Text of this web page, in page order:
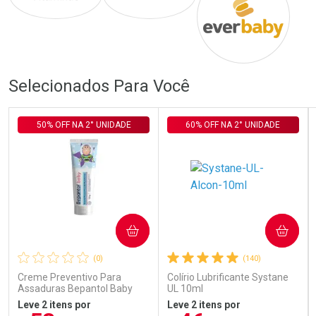
Comprar sem Desconto
Por R$ 686,00/cada
Comprar sem Desconto
Por R$ 686,00/cada
Selecionados Para Você
(0)
Creme Preventivo Para
Assaduras Bepantol Baby
Toy Story Personagens
Sortidos 120g
50% OFF NA 2° UNIDADE
Leve 2 itens por
COMPRAR
(140)
Colírio Lubrificante Systane
UL 10ml
60% OFF NA 2° UNIDADE
Leve 2 itens por
COMPRAR